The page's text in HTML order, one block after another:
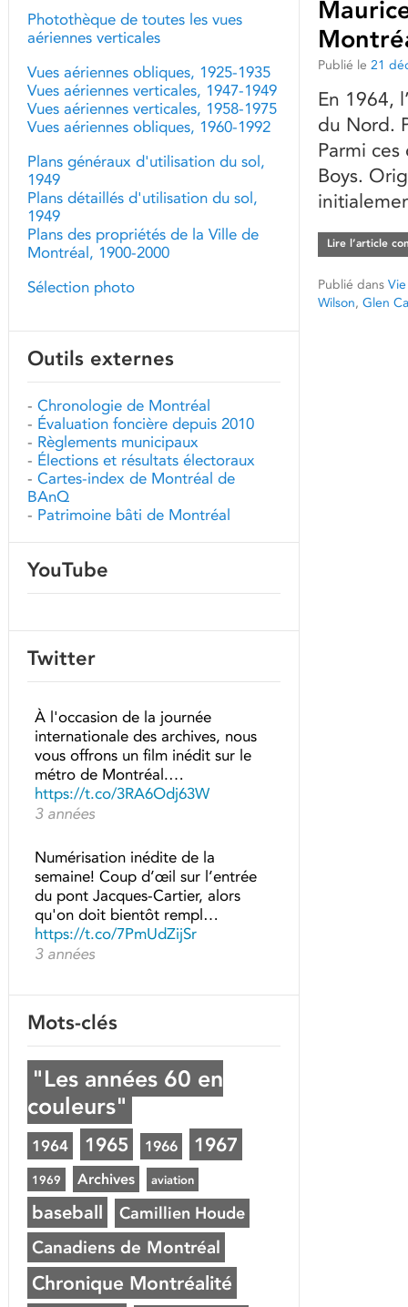
Publié le 21
En 1964,
du Nord.
Parmi
Boys.
Lire l’article
Publié dans
Wilson, Glen
Photothèque de toutes les vues
aériennes verticales
Vues aériennes obliques, 1925-1935
Vues aériennes verticales, 1947-1949
Vues aériennes verticales, 1958-1975
Vues aériennes obliques, 1960-1992
Plans généraux d'utilisation du sol,
1949
Plans détaillés d'utilisation du sol,
1949
Plans des propriétés de la Ville de
Montréal, 1900-2000
Sélection photo
Outils externes
- Chronologie de Montréal
- Évaluation foncière depuis 2010
- Règlements municipaux
- Élections et résultats électoraux
- Cartes-index de Montréal de
BAnQ
- Patrimoine bâti de Montréal
YouTube
Twitter
À l'occasion de la journée
internationale des archives, nous
vous offrons un film inédit sur le
métro de Montréal.…
https://t.co/3RA6Odj63W
3 années
Numérisation inédite de la
semaine! Coup d’œil sur l’entrée
du pont Jacques-Cartier, alors
qu'on doit bientôt rempl…
https://t.co/7PmUdZijSr
3 années
Mots-clés
"Les années 60 en
couleurs"
1964 1965 1966 1967
1969 Archives aviation
baseball Camillien Houde
Canadiens de Montréal
Chronique Montréalité